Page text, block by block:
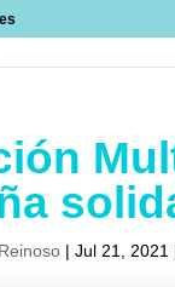
|Jul 21, 2021